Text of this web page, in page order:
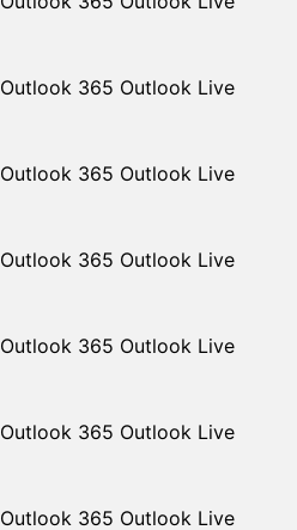
Outlook 365 Outlook Live
Outlook 365 Outlook Live
Outlook 365 Outlook Live
Outlook 365 Outlook Live
Outlook 365 Outlook Live
Outlook 365 Outlook Live